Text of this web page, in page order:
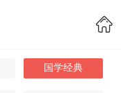
国学经典